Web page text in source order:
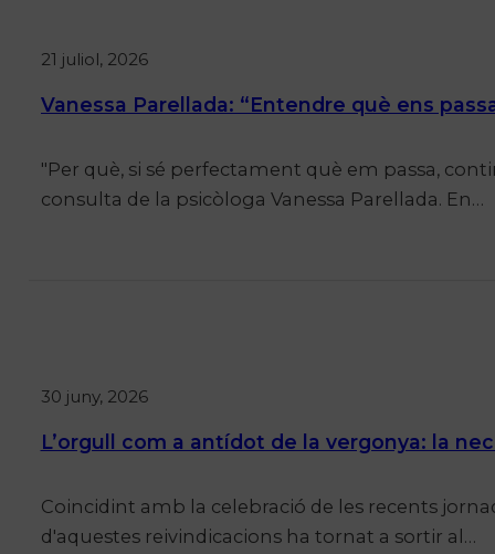
21 juliol, 2026
Vanessa Parellada: “Entendre què ens
"Per què, si sé perfectament què em passa,
consulta de la psicòloga Vanessa Parellada. En…
30 juny, 2026
L’orgull com a antídot de la vergonya: la
Coincidint amb la celebració de les recents
d'aquestes reivindicacions ha tornat a sortir al…